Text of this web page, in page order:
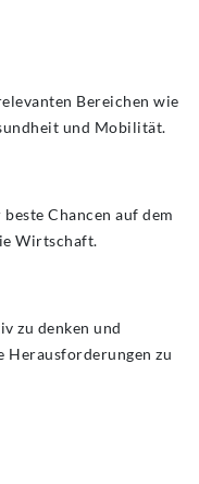
Bereichen wie
und Mobilität.
Chancen auf dem
Wirtschaft.
zu denken und
Herausforderungen zu